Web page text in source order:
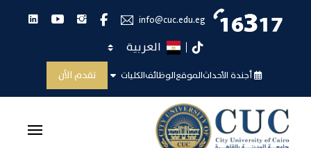
info@cuc.edu.eg فيس بوكانستجراميوتيوبلينكدان
تيك توكاختر اللغة
أجندة الأحداثالموقعالوظائفالكليات تقدم الآن
الرئيسية توقيع مذكرة تعاون